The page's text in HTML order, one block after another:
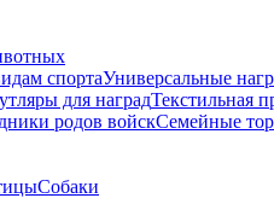
спортаУниверсальные
для наградТекстильная
родов войскСемейные
Собаки